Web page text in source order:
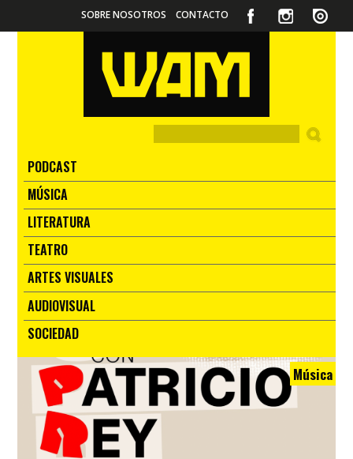
SOBRE NOSOTROS CONTACTO
PODCAST
MÚSICA
LITERATURA
TEATRO
ARTES VISUALES
AUDIOVISUAL
SOCIEDAD
Música